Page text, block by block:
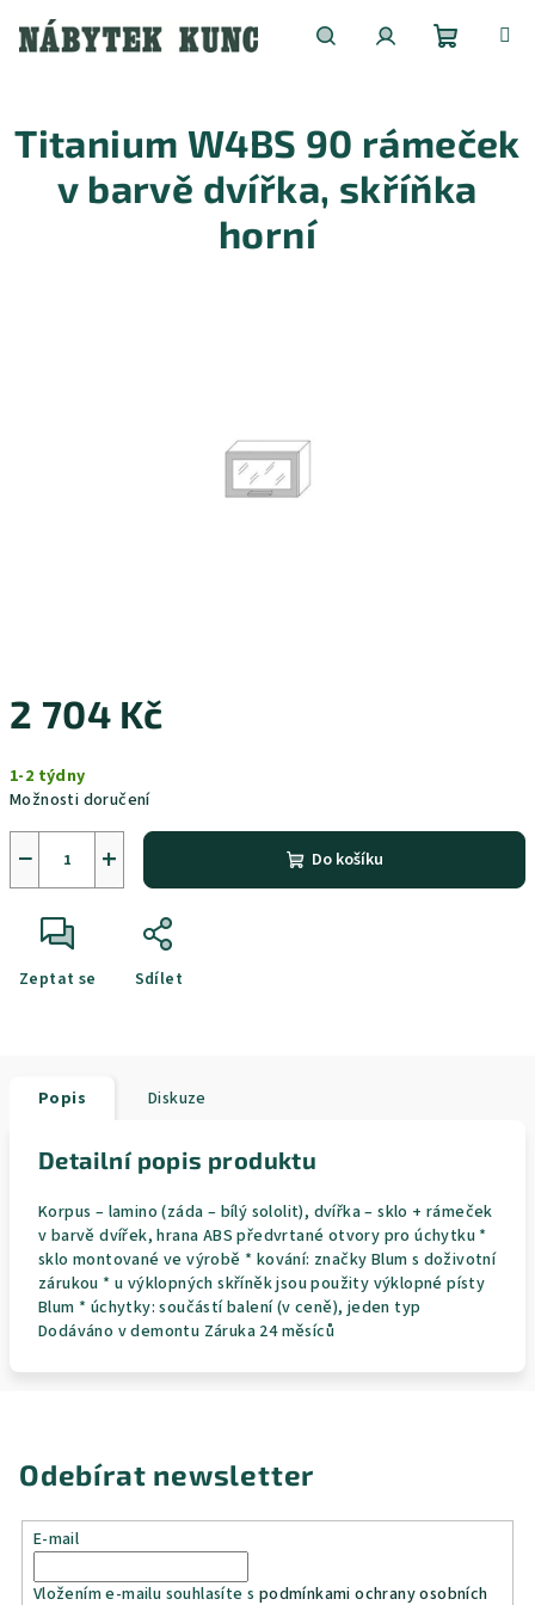
obsah
košík
2 704 Kč
cena:
1-2 týdny
Možnosti doručení
+
− Do košíku
Zeptat se Sdílet
Titanium W4BS 90 rámeček
v barvě dvířka, skříňka
horní
Popis Diskuze
Detailní popis produktu
Korpus – lamino (záda – bílý sololit), dvířka – sklo + rámeček
v barvě dvířek, hrana ABS předvrtané otvory pro úchytku *
sklo montované ve výrobě * kování: značky Blum s doživotní
zárukou * u výklopných skříněk jsou použity výklopné písty
Blum * úchytky: součástí balení (v ceně), jeden typ
Dodáváno v demontu Záruka 24 měsíců
Odebírat newsletter
E-mail
Vložením e-mailu souhlasíte s podmínkami ochrany osobních